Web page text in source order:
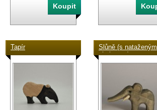
Tapír
Slůně (s nataženým
chobotem)